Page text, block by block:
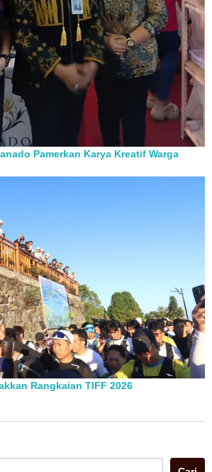
Pamerkan Karya Kreatif Warga
Rangkaian TIFF 2026